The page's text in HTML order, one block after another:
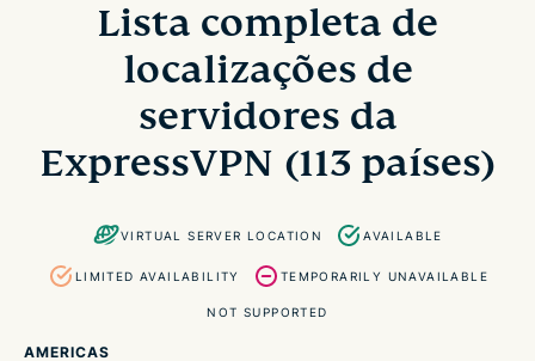
Como a ExpressVPN conquista sua confiança
O que é servidor VPN e por que a localização é
importante?
Como escolher o melhor servidor VPN
Conecte-se aos servidores da ExpressVPN em
todos os seus dispositivos
Lista completa de
localizações de
servidores da
ExpressVPN (113 países)
VIRTUAL SERVER LOCATION AVAILABLE
LIMITED AVAILABILITY TEMPORARILY UNAVAILABLE
NOT SUPPORTED
AMERICAS